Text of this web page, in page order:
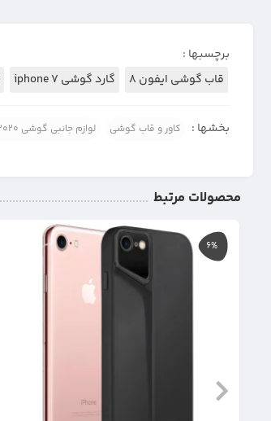
برچسبها :
قاب گوشی ایفون 8
گارد گوشی iphone 7
بخشها : کاور و قاب گوشی لوازم جانبی گوشی IPHONE SE 2020
محصولات مرتبط
6%